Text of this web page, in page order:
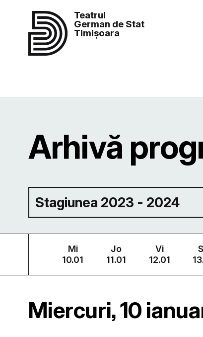
Teatrul
German de Stat
Timișoara
Arhivă
Stagiunea 2023 - 2024
Mi
10.01
Jo
11.01
Vi
12.01
Miercuri, 10